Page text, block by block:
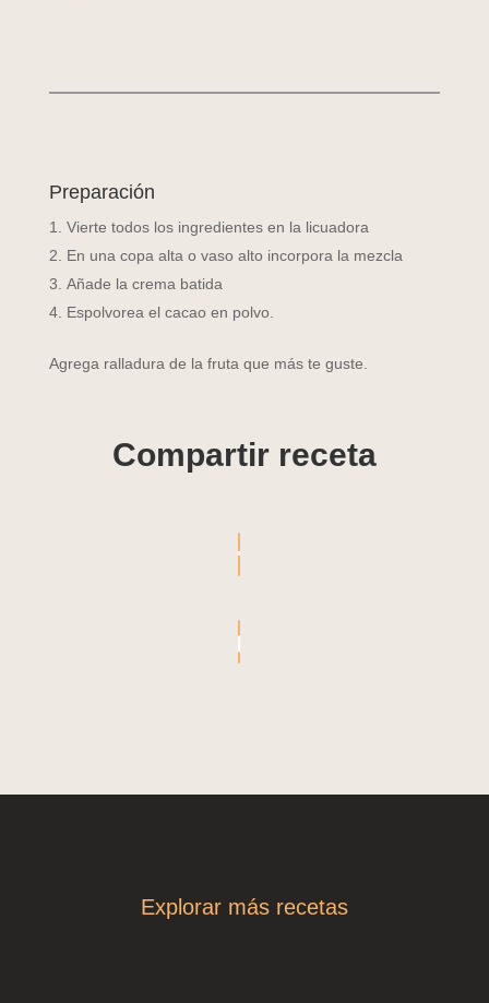
Preparación
Vierte todos los ingredientes en la licuadora
En una copa alta o vaso alto incorpora la mezcla
Añade la crema batida
Espolvorea el cacao en polvo.
Agrega ralladura de la fruta que más te guste.
Compartir receta
Explorar más recetas